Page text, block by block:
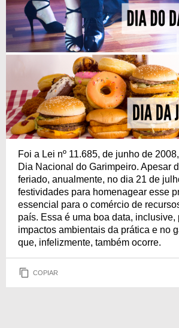
Foi a Lei nº 11.685, de junho de
Dia Nacional do Garimpeiro. Apesar
feriado, anualmente, no dia 21 de
festividades para homenagear esse
essencial para o comércio de
país. Essa é uma boa data, inclusive,
impactos ambientais da prática e no
que, infelizmente, também ocorre.
COPIAR